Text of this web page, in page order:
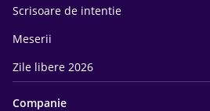
Scrisoare de intentie
Meserii
Zile libere 2026
Companie